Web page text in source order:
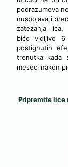
podrazumeva
nuspojava i
zatezanja lica.
biće vidljivo
postignutih
trenutka kada
meseci nakon
Pripremite lice